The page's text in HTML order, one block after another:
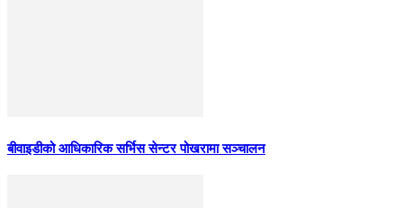
बीवाइडीको आधिकारिक सर्भिस सेन्टर पोखरामा सञ्चालन